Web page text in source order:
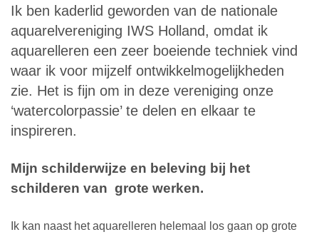
Ik ben kaderlid geworden van de nationale
aquarelvereniging IWS Holland, omdat ik
aquarelleren een zeer boeiende techniek vind
waar ik voor mijzelf ontwikkelmogelijkheden
zie. Het is fijn om in deze vereniging onze
‘watercolorpassie’ te delen en elkaar te
inspireren.
Mijn schilderwijze en beleving bij het
schilderen van grote werken.
Ik kan naast het aquarelleren helemaal los gaan op grote